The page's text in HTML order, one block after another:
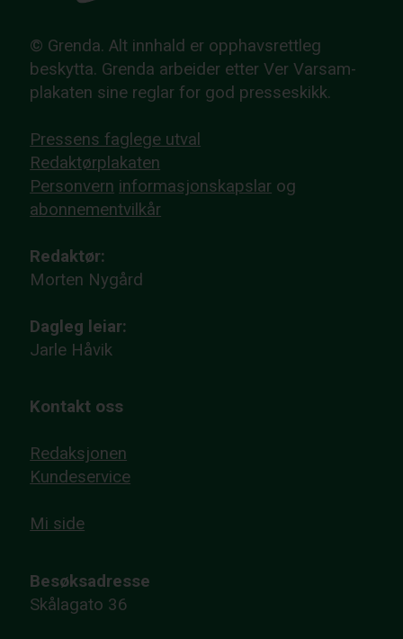
© Grenda. Alt innhald er opphavsrettleg
beskytta. Grenda arbeider etter Ver Varsam-
plakaten sine reglar for god presseskikk.
Pressens faglege utval
Redaktørplakaten
Personvern informasjonskapslar og
abonnementvilkår
Redaktør:
Morten Nygård
Dagleg leiar:
Jarle Håvik
Kontakt oss
Redaksjonen
Kundeservice
Mi side
Besøksadresse
Skålagato 36